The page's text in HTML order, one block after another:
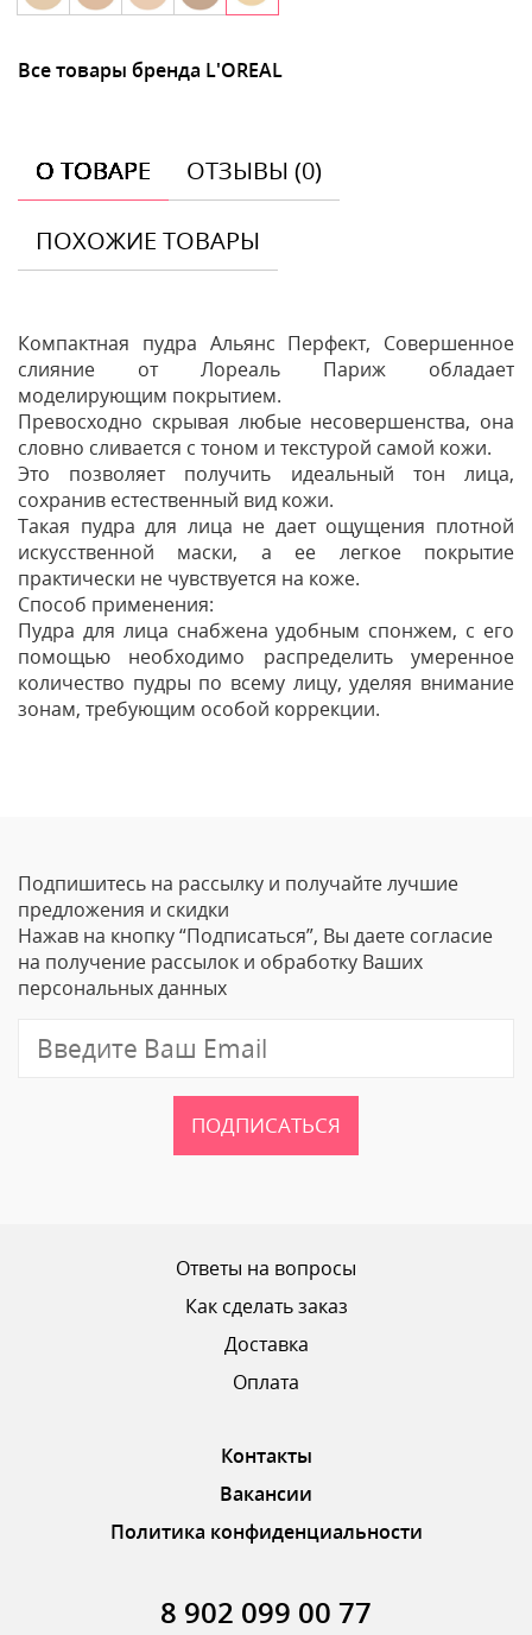
Все товары бренда L'OREAL
О ТОВАРЕ ОТЗЫВЫ (0)
ПОХОЖИЕ ТОВАРЫ
Компактная пудра Альянс Перфект, Совершенное
слияние от Лореаль Париж обладает
моделирующим покрытием.
Превосходно скрывая любые несовершенства, она
словно сливается с тоном и текстурой самой кожи.
Это позволяет получить идеальный тон лица,
сохранив естественный вид кожи.
Такая пудра для лица не дает ощущения плотной
искусственной маски, а ее легкое покрытие
практически не чувствуется на коже.
Способ применения:
Пудра для лица снабжена удобным спонжем, с его
помощью необходимо распределить умеренное
количество пудры по всему лицу, уделяя внимание
зонам, требующим особой коррекции.
Ваше Имя
Email
ОТПРАВИТЬ ОТЗЫВ
Подпишитесь на рассылку и получайте лучшие
предложения и скидки
Нажав на кнопку “Подписаться”, Вы даете согласие
на получение рассылок и обработку Ваших
персональных данных
ПОДПИСАТЬСЯ
Ответы на вопросы
Как сделать заказ
Доставка
Оплата
Контакты
Вакансии
Политика конфиденциальности
8 902 099 00 77